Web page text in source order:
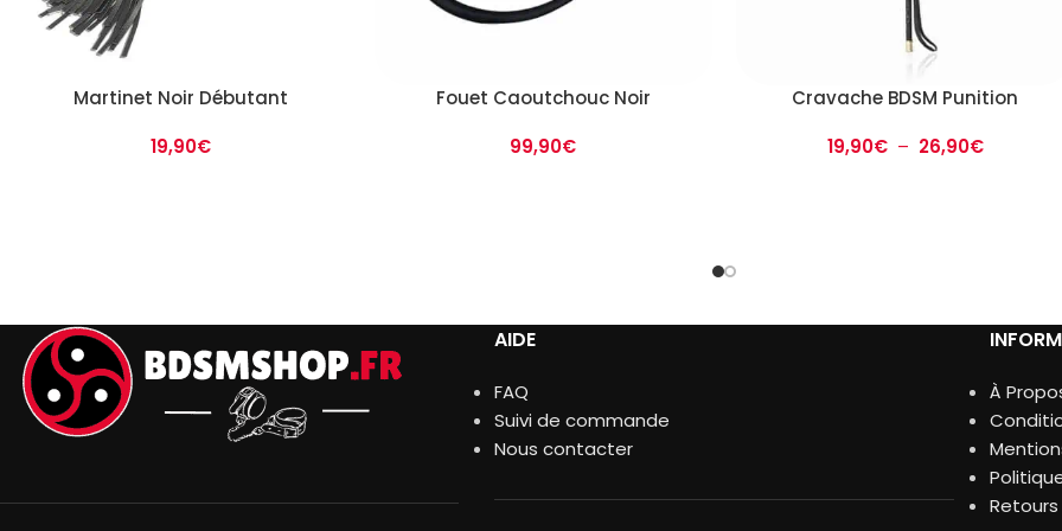
Martinet Noir Débutant
19,90€
Fouet Caoutchouc Noir
99,90€
Cravache BDSM Punition
19,90€ – 26,90€
AIDE
FAQ
Suivi de commande
Nous contacter
À